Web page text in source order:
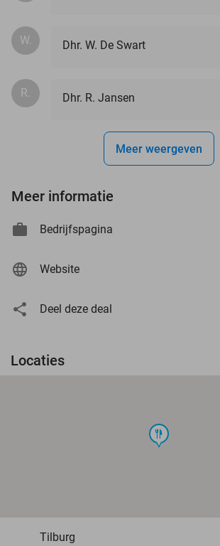
W. Dhr. W. De Swart
R. Dhr. R. Jansen
Meer weergeven
Meer informatie
Bedrijfspagina
Website
Deel deze deal
Locaties
food
Tilburg